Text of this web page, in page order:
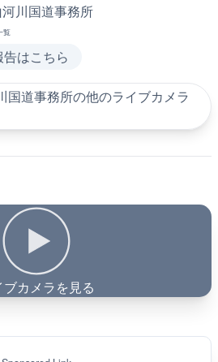
川国道事務所
覧
はこちら
国道事務所の他のライブカメラ
ブカメラを見る